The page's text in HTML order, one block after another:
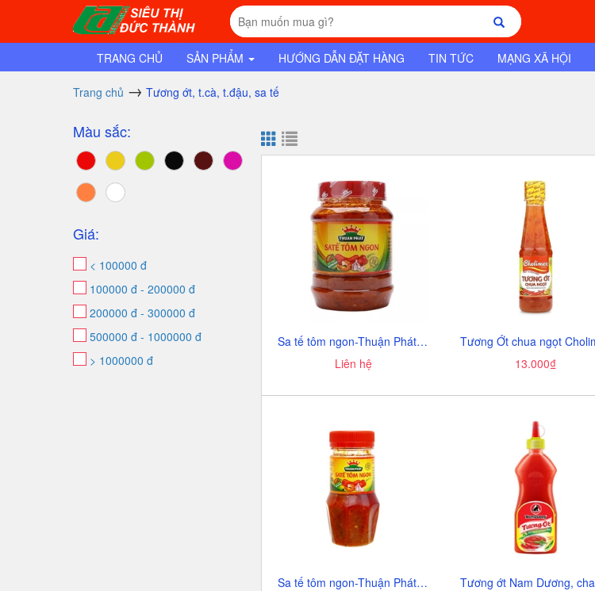
TRANG CHỦ SẢN PHẨM HƯỚNG DẪN ĐẶT HÀNG TIN TỨC MẠNG XÃ HỘI
Trang chủ Tương ớt, t.cà, t.đậu, sa tế
Màu sắc:
Giá:
< 100000 đ
100000 đ - 200000 đ
200000 đ - 300000 đ
500000 đ - 1000000 đ
> 1000000 đ
Sa tế tôm ngon-Thuận Phát, lọ (250g),
Liên hệ
13.000₫
Sa tế tôm ngon-Thuận Phát, lọ (85g),